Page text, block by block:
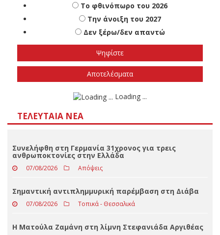
Το φθινόπωρο του 2026
Την άνοιξη του 2027
Δεν ξέρω/δεν απαντώ
Αποτελέσματα
Loading ...
ΤΕΛΕΥΤΑΊΑ ΝΈΑ
Συνελήφθη στη Γερμανία 31χρονος για τρεις
ανθρωποκτονίες στην Ελλάδα
07/08/2026 Απόψεις
Σημαντική αντιπλημμυρική παρέμβαση στη Διάβα
07/08/2026 Τοπικά - Θεσσαλικά
Η Ματούλα Ζαμάνη στη λίμνη Στεφανιάδα Αργιθέας